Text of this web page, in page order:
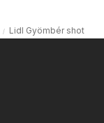
Lidl Gyömbér shot